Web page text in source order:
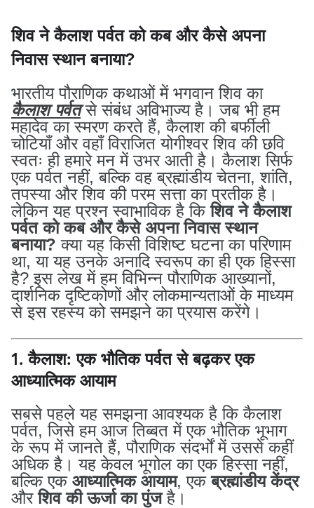
शिव ने कैलाश पर्वत को कब और कैसे अपना
निवास स्थान बनाया?
भारतीय पौराणिक कथाओं में भगवान शिव का
कैलाश पर्वतसे संबंध अविभाज्य है। जब भी हम
महादेव का स्मरण करते हैं, कैलाश की बर्फीली
चोटियाँ और वहाँ विराजित योगीश्वर शिव की छवि
स्वतः ही हमारे मन में उभर आती है। कैलाश सिर्फ
एक पर्वत नहीं, बल्कि वह ब्रह्मांडीय चेतना, शांति,
तपस्या और शिव की परम सत्ता का प्रतीक है।
लेकिन यह प्रश्न स्वाभाविक है किशिव ने कैलाश
पर्वत को कब और कैसे अपना निवास स्थान
बनाया? क्या यह किसी विशिष्ट घटना का परिणाम
था, या यह उनके अनादि स्वरूप का ही एक हिस्सा
है? इस लेख में हम विभिन्न पौराणिक आख्यानों,
दार्शनिक दृष्टिकोणों और लोकमान्यताओं के माध्यम
से इस रहस्य को समझने का प्रयास करेंगे।
1. कैलाश: एक भौतिक पर्वत से बढ़कर एक
आध्यात्मिक आयाम
सबसे पहले यह समझना आवश्यक है कि कैलाश
पर्वत, जिसे हम आज तिब्बत में एक भौतिक भूभाग
के रूप में जानते हैं, पौराणिक संदर्भों में उससे कहीं
अधिक है। यह केवल भूगोल का एक हिस्सा नहीं,
बल्कि एक आध्यात्मिक आयाम, एकब्रह्मांडीय केंद्र
औरशिव की ऊर्जा का पुंजहै।